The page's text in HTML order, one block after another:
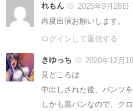
れもん
2025年9月28日
再度出演お願いします。
ログインして返信する
きゆっち
2020年12月
見どころは
中出しされた後、パンツ
しかも黒パンなので、ク